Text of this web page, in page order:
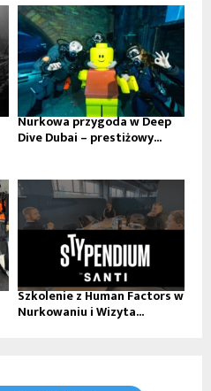
Nurkowa przygoda w Deep
Dive Dubai – prestiżowy...
Szkolenie z Human Factors w
Nurkowaniu i Wizyta...